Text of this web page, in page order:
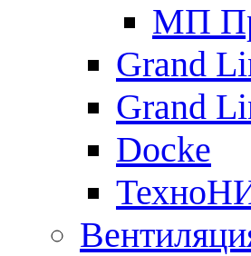
МП
Grand
Grand
Docke